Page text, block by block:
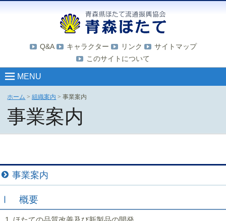
Q&A キャラクター リンク
サイトマップ
このサイトについて
MENU
ホーム >組織案内 >事業案内
事業案内
事業案内
Ⅰ 概要